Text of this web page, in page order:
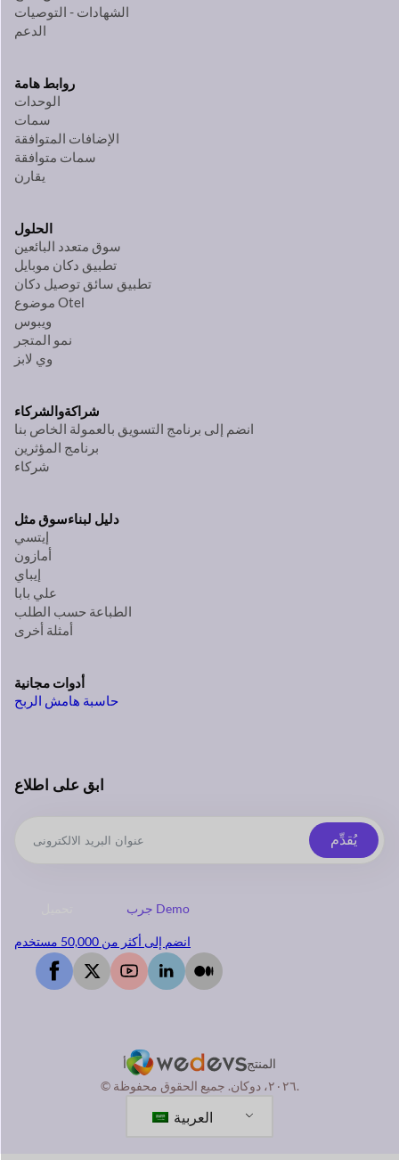
الشهادات - التوصيات
الدعم
روابط هامة
الوحدات
سمات
الإضافات المتوافقة
سمات متوافقة
يقارن
الحلول
سوق متعدد البائعين
تطبيق دكان موبايل
تطبيق سائق توصيل دكان
موضوع Otel
ويبوس
نمو المتجر
وي لابز
شراكةوالشركاء
انضم إلى برنامج التسويق بالعمولة الخاص بنا
برنامج المؤثرين
شركاء
دليل لبناءسوق مثل
إيتسي
أمازون
إيباي
علي بابا
الطباعة حسب الطلب
أمثلة أخرى
أدوات مجانية
حاسبة هامش الربح
ابق على اطلاع
يُقدِّم
جرب Demo
انضم إلى أكثر من 50,000 مستخدم
أ
المنتج
© ٢٠٢٦، دوكان. جميع الحقوق محفوظة.
العربية